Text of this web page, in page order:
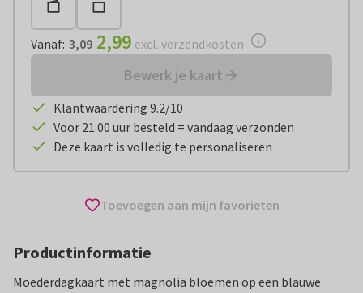
Vanaf: 3,09 2,99 excl. verzendkosten
Bewerk je kaart
Klantwaardering 9.2/10
Voor 21:00 uur besteld = vandaag verzonden
Deze kaart is volledig te personaliseren
Toevoegen aan mijn favorieten
Productinformatie
Moederdagkaart met magnolia bloemen op een blauwe